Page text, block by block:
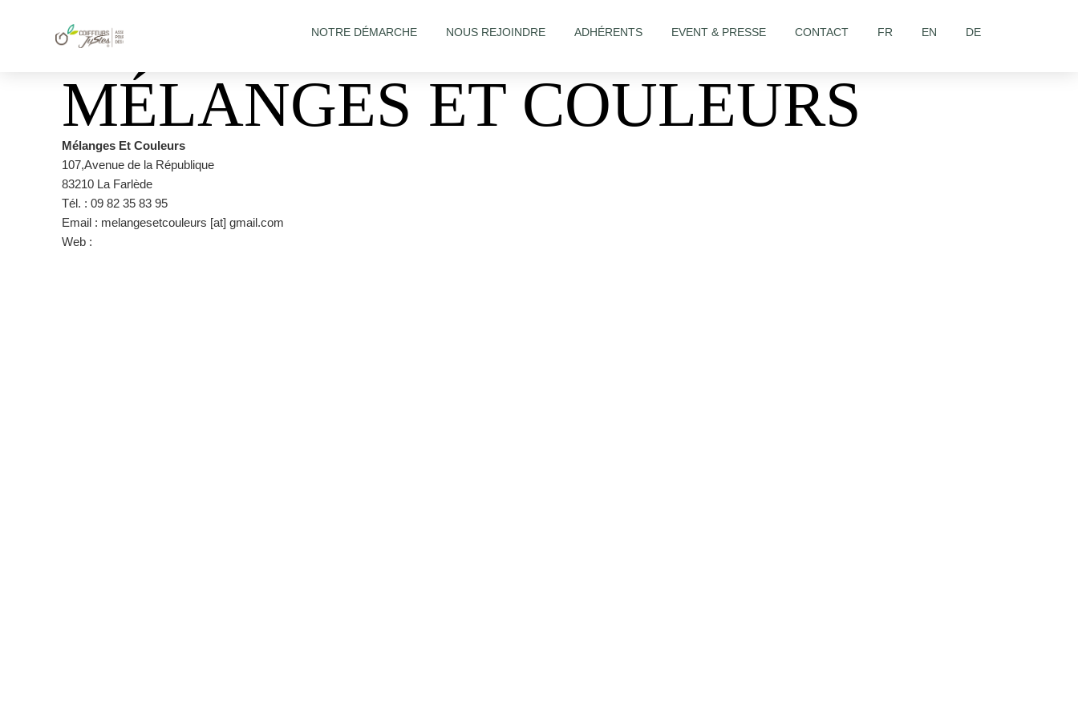
NOTRE DÉMARCHE NOUS REJOINDRE ADHÉRENTS EVENT & PRESSE CONTACT FR EN DE
MÉLANGES ET COULEURS
Mélanges Et Couleurs
107,Avenue de la République
83210 La Farlède
Tél. : 09 82 35 83 95
Email : melangesetcouleurs [at] gmail.com
Web :